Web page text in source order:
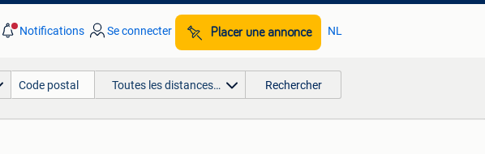
Notifications Se connecter Placer une annonce NL
Toutes les distances… Rechercher